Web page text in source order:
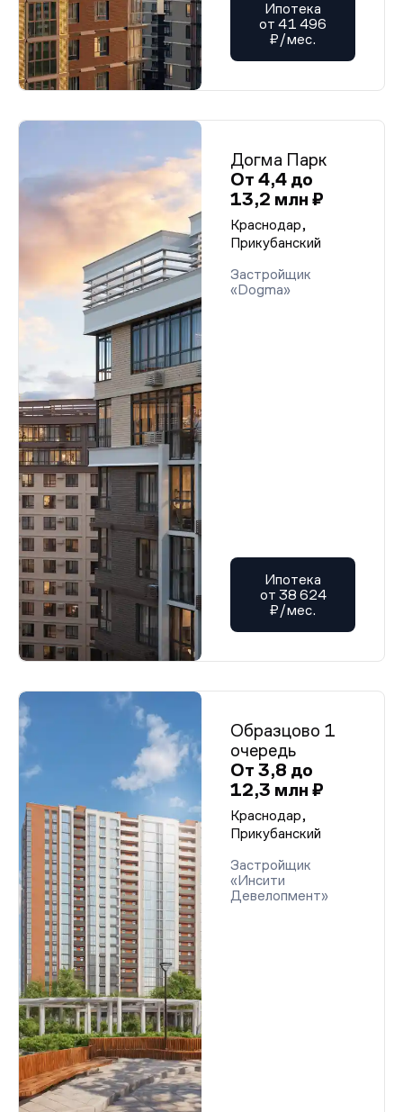
Ипотека
от 41 496
₽/мес.
Догма Парк
От 4,4 до
13,2 млн ₽
Краснодар,
Прикубанский
Застройщик
«Dogma»
Ипотека
от 38 624
₽/мес.
Образцово 1
очередь
От 3,8 до
12,3 млн ₽
Краснодар,
Прикубанский
Застройщик
«Инсити
Девелопмент»